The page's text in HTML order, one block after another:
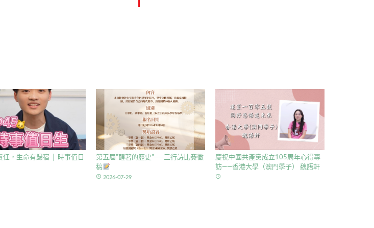
任，生命有歸宿 │ 時事值日
第五屆”醒著的歷史”——三行詩比賽徵
稿
access_time 2026-07-29
慶祝中國共產黨成立105周年心得專
訪——香港大學（澳門學子） 魏語軒
access_time